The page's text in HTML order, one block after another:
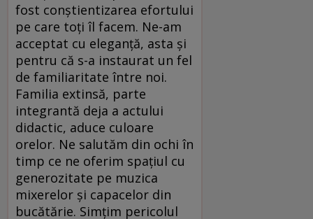
fost conștientizarea efortului
pe care toți îl facem. Ne-am
acceptat cu eleganță, asta și
pentru că s-a instaurat un fel
de familiaritate între noi.
Familia extinsă, parte
integrantă deja a actului
didactic, aduce culoare
orelor. Ne salutăm din ochi în
timp ce ne oferim spațiul cu
generozitate pe muzica
mixerelor și capacelor din
bucătărie. Simțim pericolul